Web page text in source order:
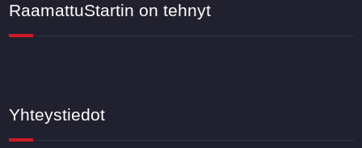
RaamattuStartin on tehnyt
Yhteystiedot